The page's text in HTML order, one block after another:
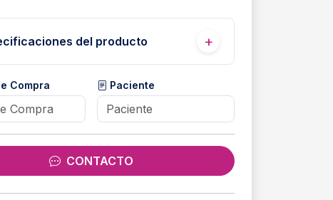
del producto
Compra Paciente
CONTACTO